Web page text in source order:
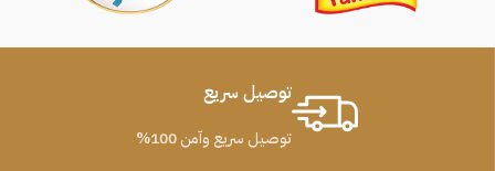
توصيل سريع
توصيل سريع وآمن 100%